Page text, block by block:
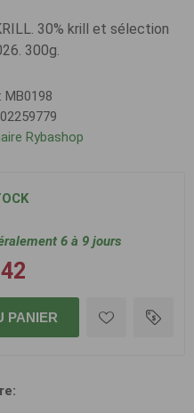
30% krill et sélection
300g.
MB0198
Rybashop
6 à 9 jours
PANIER